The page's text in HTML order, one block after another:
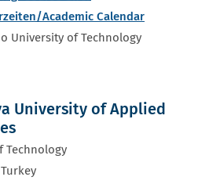
Academic Calendar
University of Technology
University of Applied
Technology